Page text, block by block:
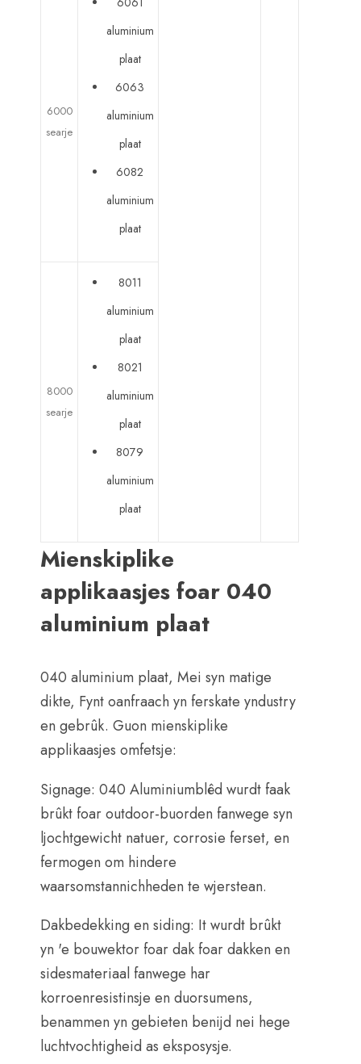
6000
searje
aluminium
plaat
6063
aluminium
plaat
6082
aluminium
plaat
8000
searje
8011
aluminium
plaat
8021
aluminium
plaat
8079
aluminium
plaat
Mienskiplike
applikaasjes foar 040
aluminium plaat
040 aluminium plaat, Mei syn matige
dikte, Fynt oanfraach yn ferskate yndustry
en gebrûk. Guon mienskiplike
applikaasjes omfetsje:
Signage: 040 Aluminiumblêd wurdt faak
brûkt foar outdoor-buorden fanwege syn
ljochtgewicht natuer, corrosie ferset, en
fermogen om hindere
waarsomstannichheden te wjerstean.
Dakbedekking en siding: It wurdt brûkt
yn 'e bouwektor foar dak foar dakken en
sidesmateriaal fanwege har
korroenresistinsje en duorsumens,
benammen yn gebieten benijd nei hege
luchtvochtigheid as eksposysje.